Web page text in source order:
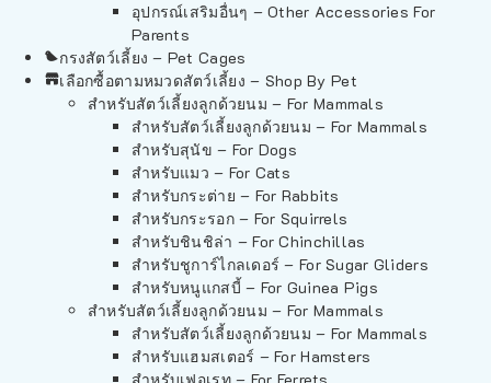
อุปกรณ์เสริมอื่นๆ – Other Accessories For
Parents
กรงสัตว์เลี้ยง – Pet Cages
เลือกซื้อตามหมวดสัตว์เลี้ยง – Shop By Pet
สำหรับสัตว์เลี้ยงลูกด้วยนม – For Mammals
สำหรับสัตว์เลี้ยงลูกด้วยนม – For Mammals
สำหรับสุนัข – For Dogs
สำหรับแมว – For Cats
สำหรับกระต่าย – For Rabbits
สำหรับกระรอก – For Squirrels
สำหรับชินชิล่า – For Chinchillas
สำหรับชูการ์ไกลเดอร์ – For Sugar Gliders
สำหรับหนูแกสบี้ – For Guinea Pigs
สำหรับสัตว์เลี้ยงลูกด้วยนม – For Mammals
สำหรับสัตว์เลี้ยงลูกด้วยนม – For Mammals
สำหรับแฮมสเตอร์ – For Hamsters